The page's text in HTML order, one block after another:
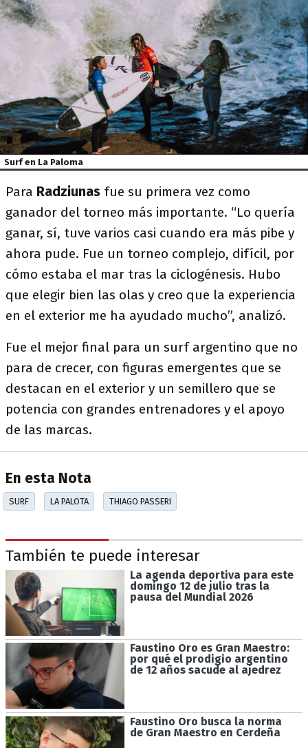
Surf en La Paloma
Para Radziunas fue su primera vez como
ganador del torneo más importante. “Lo quería
ganar, sí, tuve varios casi cuando era más pibe y
ahora pude. Fue un torneo complejo, difícil, por
cómo estaba el mar tras la ciclogénesis. Hubo
que elegir bien las olas y creo que la experiencia
en el exterior me ha ayudado mucho”, analizó.
Fue el mejor final para un surf argentino que no
para de crecer, con figuras emergentes que se
destacan en el exterior y un semillero que se
potencia con grandes entrenadores y el apoyo
de las marcas.
En esta Nota
SURF LA PALOTA THIAGO PASSERI
También te puede interesar
La agenda deportiva para este
domingo 12 de julio tras la
pausa del Mundial 2026
Faustino Oro es Gran Maestro:
por qué el prodigio argentino
de 12 años sacude al ajedrez
Faustino Oro busca la norma
de Gran Maestro en Cerdeña